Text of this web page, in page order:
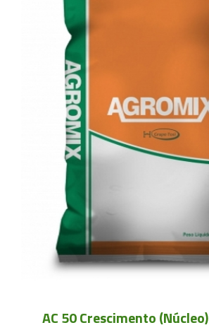
AC 50 Crescimento (Núcleo)